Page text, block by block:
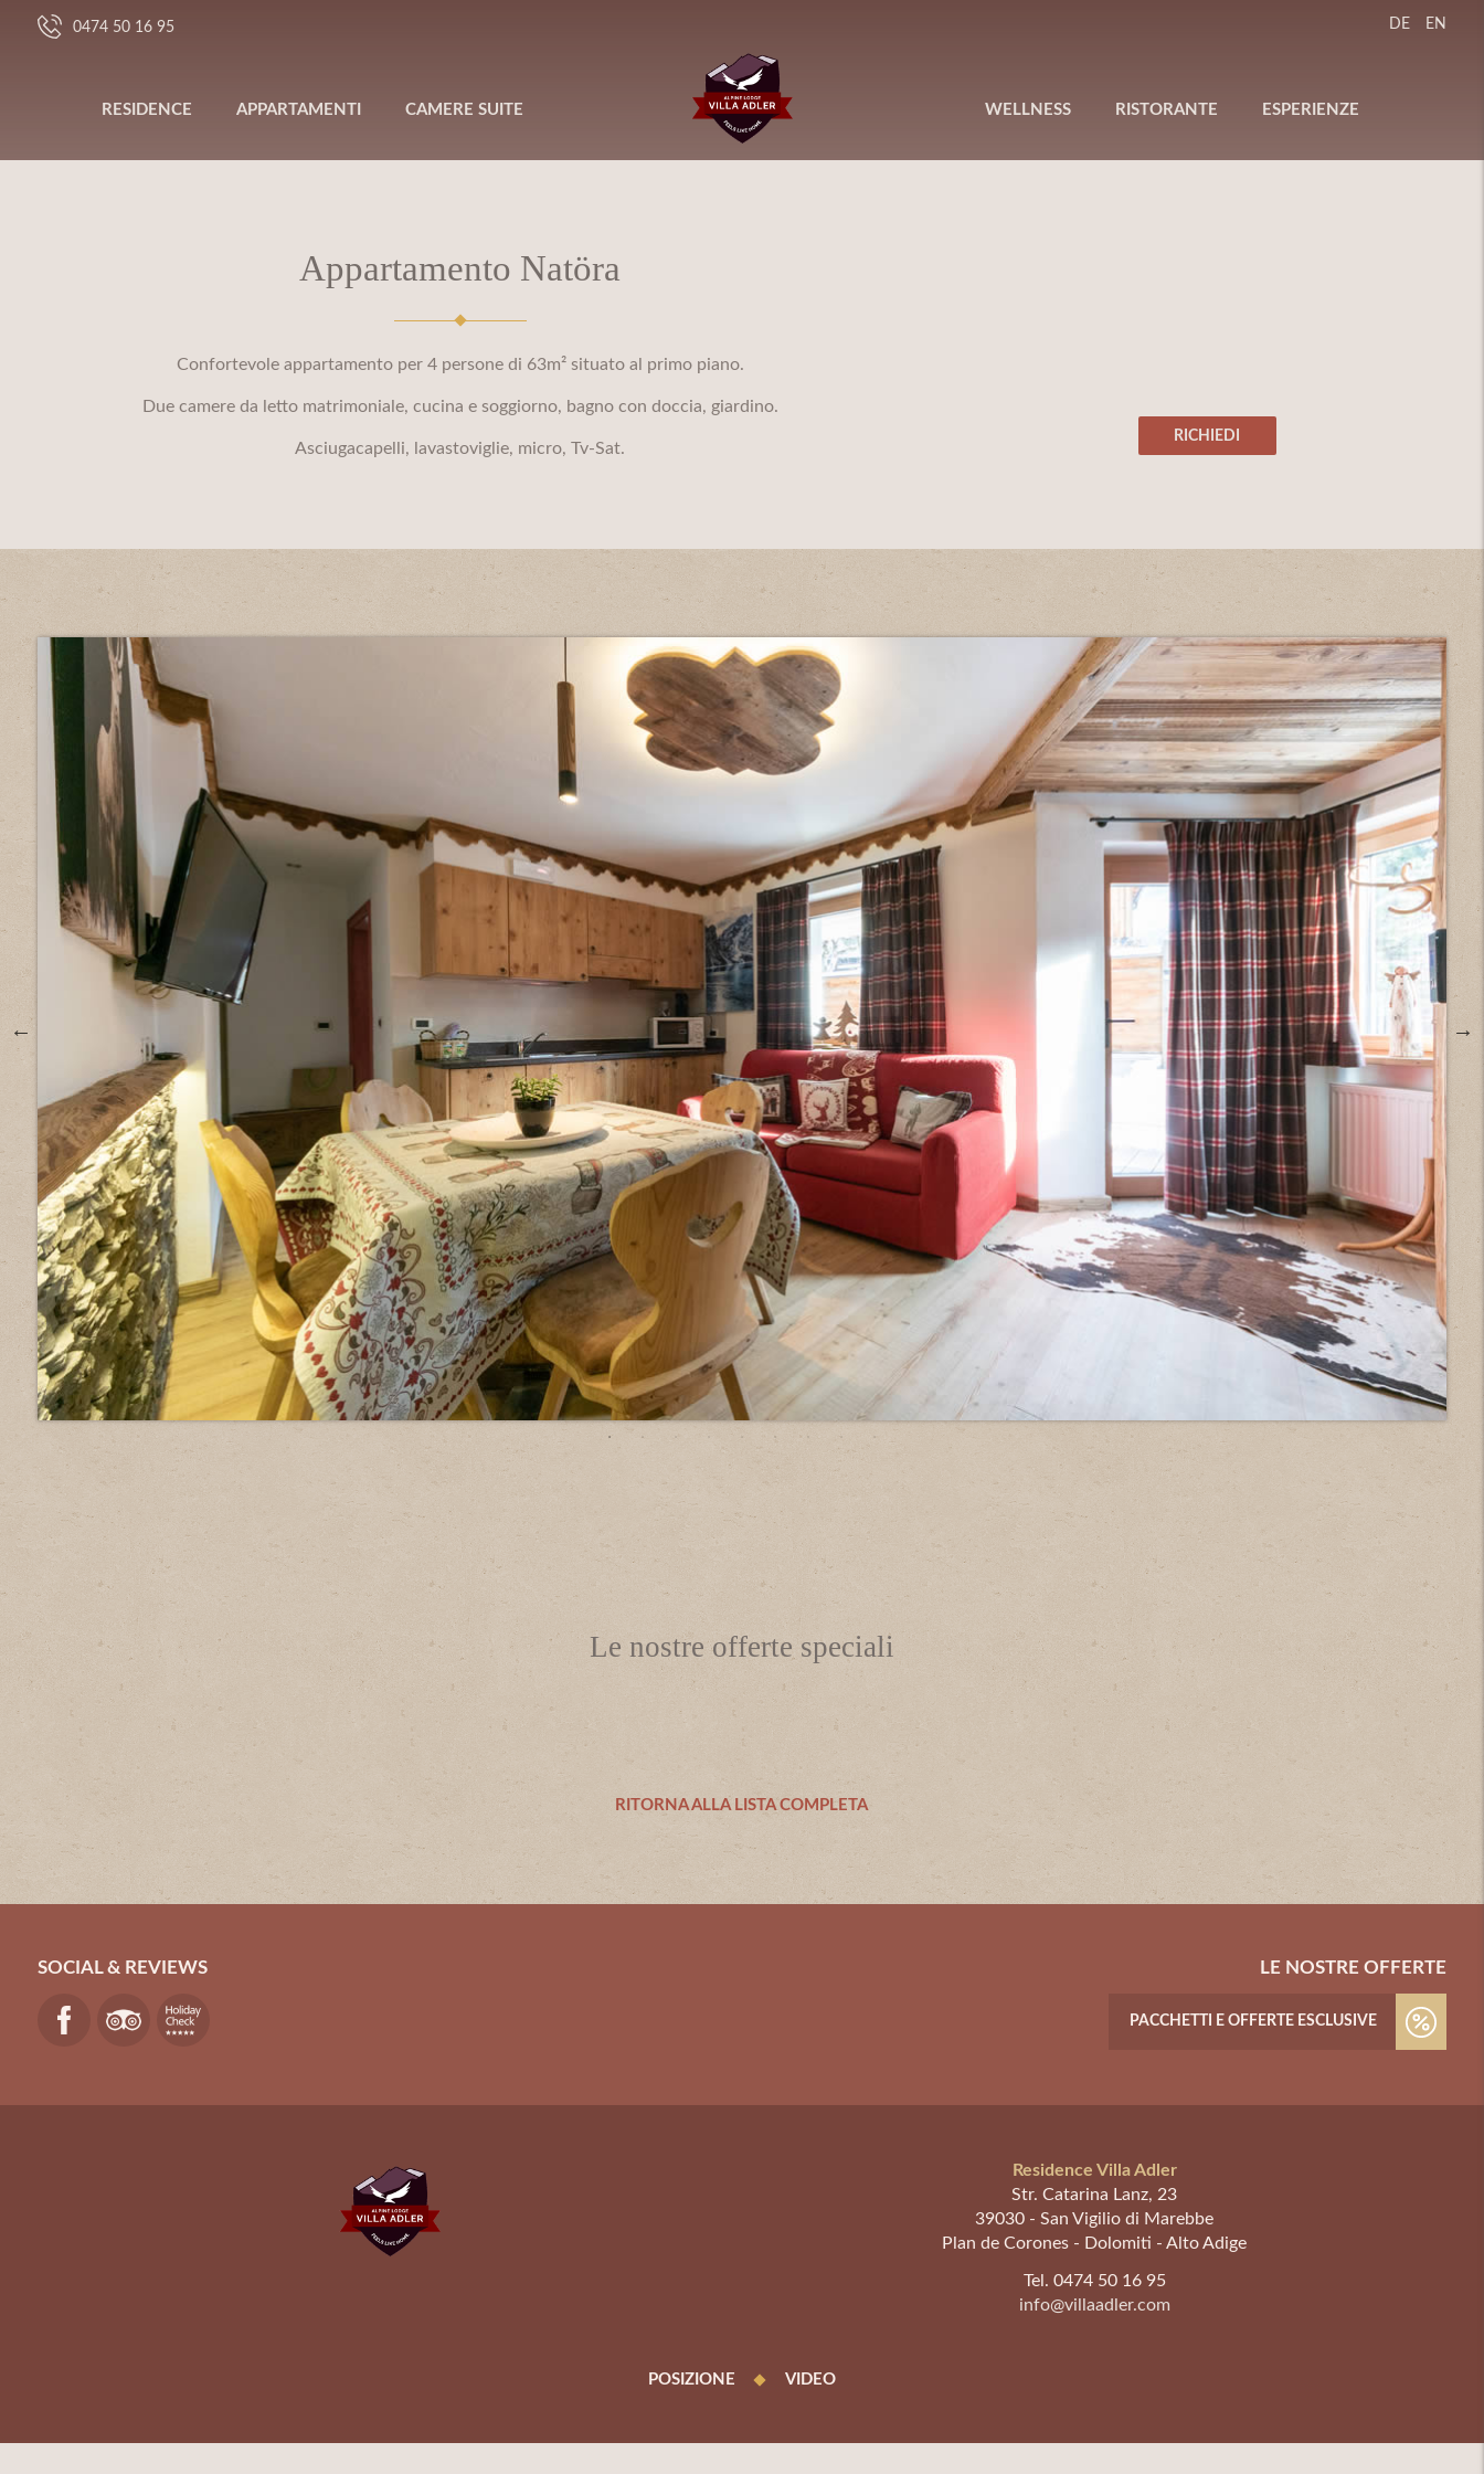
0474 50 16 95 DE EN
RESIDENCE APPARTAMENTI CAMERE SUITE WELLNESS RISTORANTE ESPERIENZE
Appartamento Natöra
Confortevole appartamento per 4 persone di 63m² situato al primo piano.
Due camere da letto matrimoniale, cucina e soggiorno, bagno con doccia, giardino.
Asciugacapelli, lavastoviglie, micro, Tv-Sat.
RICHIEDI
Le nostre offerte speciali
RITORNA ALLA LISTA COMPLETA
SOCIAL & REVIEWS LE NOSTRE OFFERTE
PACCHETTI E OFFERTE ESCLUSIVE
Residence Villa Adler
Str. Catarina Lanz, 23
39030 -San Vigilio di Marebbe
Plan de Corones - Dolomiti - Alto Adige
Tel. 0474 50 16 95
info@villaadler.com
POSIZIONE VIDEO